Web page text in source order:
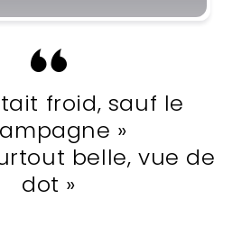
froid, sauf le
»
belle, vue de
dot »